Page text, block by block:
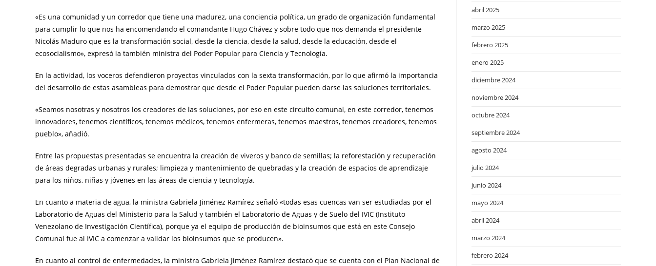
«Es una comunidad y un corredor que tiene una madurez, una conciencia política, un grado de organización fundamental
para cumplir lo que nos ha encomendando el comandante Hugo Chávez y sobre todo que nos demanda el presidente
Nicolás Maduro que es la transformación social, desde la ciencia, desde la salud, desde la educación, desde el
ecosocialismo», expresó la también ministra del Poder Popular para Ciencia y Tecnología.
En la actividad, los voceros defendieron proyectos vinculados con la sexta transformación, por lo que afirmó la importancia
del desarrollo de estas asambleas para demostrar que desde el Poder Popular pueden darse las soluciones territoriales.
«Seamos nosotras y nosotros los creadores de las soluciones, por eso en este circuito comunal, en este corredor, tenemos
innovadores, tenemos científicos, tenemos médicos, tenemos enfermeras, tenemos maestros, tenemos creadores, tenemos
pueblo», añadió.
Entre las propuestas presentadas se encuentra la creación de viveros y banco de semillas; la reforestación y recuperación
de áreas degradas urbanas y rurales; limpieza y mantenimiento de quebradas y la creación de espacios de aprendizaje
para los niños, niñas y jóvenes en las áreas de ciencia y tecnología.
En cuanto a materia de agua, la ministra Gabriela Jiménez Ramírez señaló «todas esas cuencas van ser estudiadas por el
Laboratorio de Aguas del Ministerio para la Salud y también el Laboratorio de Aguas y de Suelo del IVIC (Instituto
Venezolano de Investigación Científica), porque ya el equipo de producción de bioinsumos que está en este Consejo
Comunal fue al IVIC a comenzar a validar los bioinsumos que se producen».
En cuanto al control de enfermedades, la ministra Gabriela Jiménez Ramírez destacó que se cuenta con el Plan Nacional de
abril 2025
marzo 2025
febrero 2025
enero 2025
diciembre 2024
noviembre 2024
octubre 2024
septiembre 2024
agosto 2024
julio 2024
junio 2024
mayo 2024
abril 2024
marzo 2024
febrero 2024